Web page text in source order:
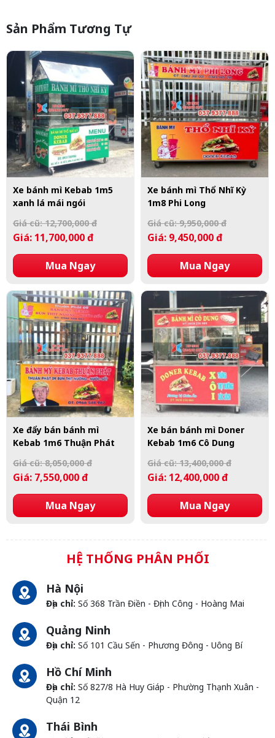
Sản Phẩm Tương Tự
Xe bánh mì Kebab 1m5
xanh lá mái ngói
Giá cũ: 12,700,000 đ
Giá: 11,700,000 đ
Mua Ngay
Xe bánh mì Thổ Nhĩ Kỳ
1m8 Phi Long
Giá cũ: 9,950,000 đ
Giá: 9,450,000 đ
Mua Ngay
Xe đẩy bán bánh mì
Kebab 1m6 Thuận Phát
Giá cũ: 8,050,000 đ
Giá: 7,550,000 đ
Mua Ngay
Xe bán bánh mì Doner
Kebab 1m6 Cô Dung
Giá cũ: 13,400,000 đ
Giá: 12,400,000 đ
Mua Ngay
HỆ THỐNG PHÂN PHỐI
Hà Nội
Địa chỉ: Số 368 Trần Điền - Định Công - Hoàng Mai
Quảng Ninh
Địa chỉ: Số 101 Cầu Sến - Phương Đông - Uông Bí
Hồ Chí Minh
Địa chỉ: Số 827/8 Hà Huy Giáp - Phường Thạnh Xuân -
Quận 12
Thái Bình